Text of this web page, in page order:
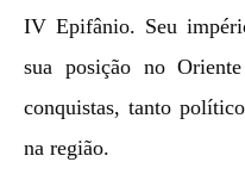
IV Epifânio. Seu
sua posição no
conquistas, tanto
na região.